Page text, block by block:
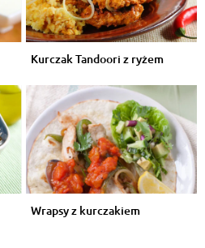
Kurczak Tandoori z ryżem
Wrapsy z kurczakiem